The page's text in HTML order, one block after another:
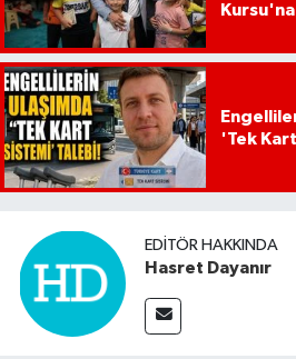
'Tek
EDITÖR HAKKINDA
Hasret Dayanır